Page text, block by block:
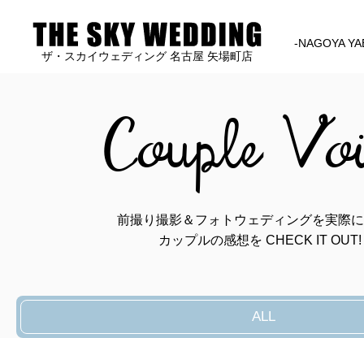
ザ・スカイウェディング 名古屋 矢場町店
-NAGOYA
Couple
前撮り撮影＆フォトウェディングを実際
カップルの感想を CHECK IT OUT!
ALL